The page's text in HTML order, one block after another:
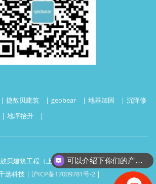
捷敖贝建筑 geobear 地基加固
沉降修
地坪抬升
贝建筑工程（上海）有限公司 版权所有 | 技术支
选科技 | 沪ICP备17009781号-2|
可以介绍下你们的产品么？